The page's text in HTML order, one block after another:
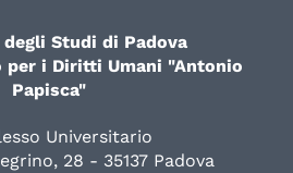
Studi di Padova
per i Diritti Umani "Antonio
Papisca"
Universitario
28 - 35137 Padova